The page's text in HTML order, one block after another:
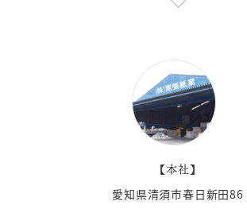
【本社】
愛知県清須市春日新田86